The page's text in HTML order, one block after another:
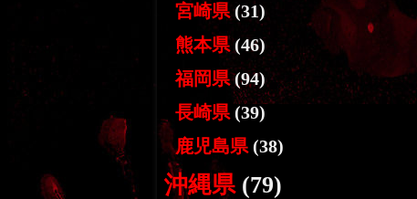
宮崎県(31)
熊本県(46)
福岡県(94)
長崎県 (39)
鹿児島県 (38)
沖縄県(79)